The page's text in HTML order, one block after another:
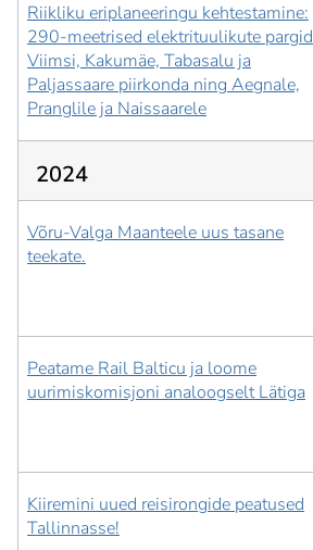
Riikliku eriplaneeringu kehtestamine:
290-meetrised elektrituulikute pargid
Viimsi, Kakumäe, Tabasalu ja
Paljassaare piirkonda ning Aegnale,
Pranglile ja Naissaarele
2024
Võru-Valga Maanteele uus tasane
teekate.
Peatame Rail Balticu ja loome
uurimiskomisjoni analoogselt Lätiga
Kiiremini uued reisirongide peatused
Tallinnasse!